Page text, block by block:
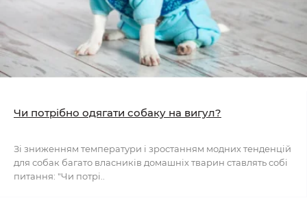
Чи потрібно одягати собаку на вигул?
Зі зниженням температури і зростанням модних тенденцій
для собак багато власників домашніх тварин ставлять собі
питання: "Чи потрі..